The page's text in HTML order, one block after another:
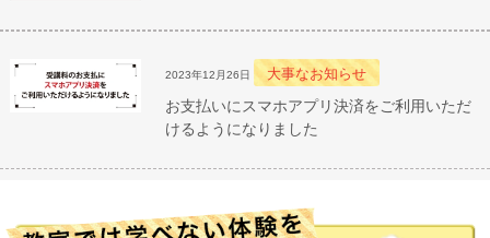
2023年12月26日 大事なお知らせ
お支払いにスマホアプリ決済をご利用いただ
けるようになりました